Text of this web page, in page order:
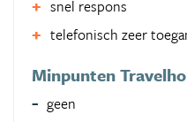
snel respons
telefonisch zeer
Minpunten
geen